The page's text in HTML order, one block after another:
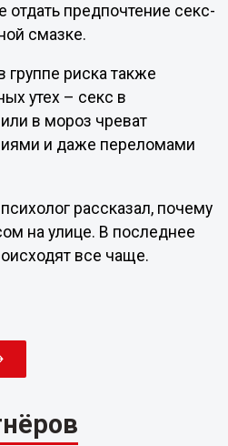
предпочтение секс-
смазке.
группе риска также
утех – секс в
в мороз чреват
и даже переломами
рассказал, почему
на улице. В последнее
все чаще.